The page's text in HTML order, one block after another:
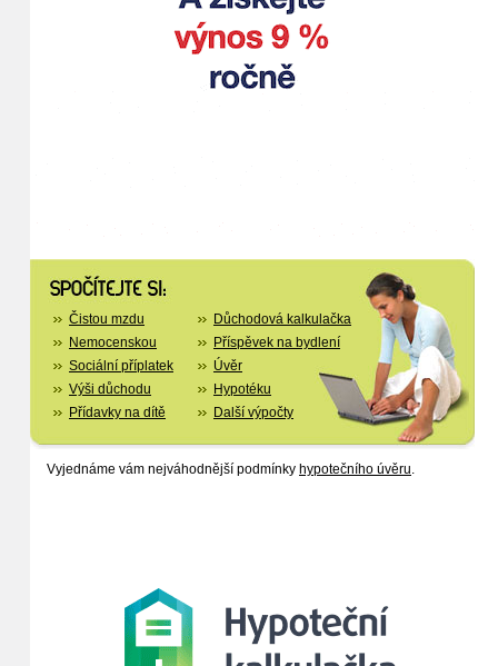
Čistou mzdu
Nemocenskou
Sociální příplatek
Výši důchodu
Přídavky na dítě
Důchodová kalkulačka
Příspěvek na bydlení
Úvěr
Hypotéku
Další výpočty
Vyjednáme vám nejváhodnější podmínky hypotečního úvěru.